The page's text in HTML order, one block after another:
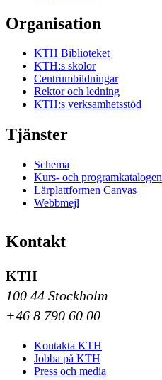
Organisation
KTH Biblioteket
KTH:s skolor
Centrumbildningar
Rektor och ledning
KTH:s verksamhetsstöd
Tjänster
Schema
Kurs- och programkatalogen
Lärplattformen Canvas
Webbmejl
Kontakt
KTH
100 44 Stockholm
+46 8 790 60 00
Kontakta KTH
Jobba på KTH
Press och media